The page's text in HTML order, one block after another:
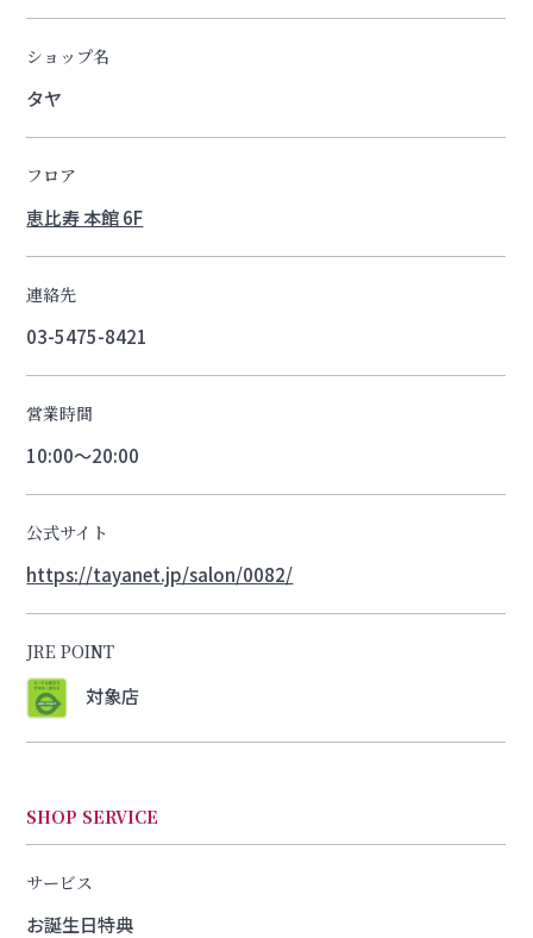
ショップ名
タヤ
フロア
恵比寿 本館 6F
連絡先
03-5475-8421
営業時間
10:00〜20:00
公式サイト
https://tayanet.jp/salon/0082/
JRE POINT
対象店
SHOP SERVICE
サービス
お誕生日特典